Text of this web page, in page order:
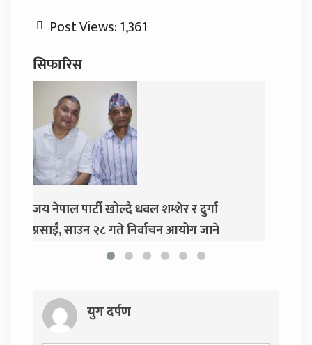
Post Views:1,361
सिफारिस
शम्शेर र दुर्गा
आयोग जाने
दुर्गा प्रसाईंलाई रिहा गर्न
युग दर्पण